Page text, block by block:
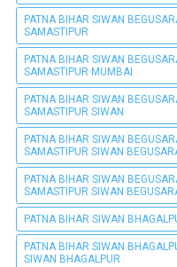
PATNA BIHAR SIWAN
SAMASTIPUR
PATNA BIHAR SIWAN
SAMASTIPUR MUMBAI
PATNA BIHAR SIWAN
SAMASTIPUR SIWAN
PATNA BIHAR SIWAN
SAMASTIPUR SIWAN
PATNA BIHAR SIWAN
SAMASTIPUR SIWAN
PATNA BIHAR SIWAN
PATNA BIHAR SIWAN
SIWAN BHAGALPUR